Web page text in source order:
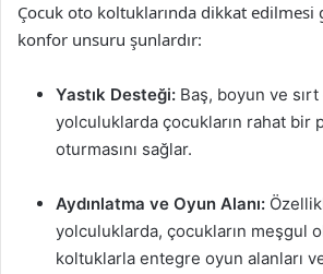
Çocuk oto koltuklarında dikkat edilmesi
konfor unsuru şunlardır:
Yastık Desteği: Baş, boyun ve
yolculuklarda çocukların rahat bir
oturmasını sağlar.
Aydınlatma ve Oyun Alanı:
yolculuklarda, çocukların meşgul
koltuklarla entegre oyun alanları